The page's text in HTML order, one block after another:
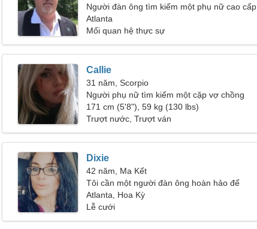
Người đàn ông tìm kiếm một phụ nữ cao cấp
Atlanta
Mối quan hệ thực sự
Callie
31 năm, Scorpio
Người phụ nữ tìm kiếm một cặp vợ chồng
171 cm (5'8"), 59 kg (130 lbs)
Trượt nước, Trượt ván
Dixie
42 năm, Ma Kết
Tôi cần một người đàn ông hoàn hảo để
khiêu vũ
Atlanta, Hoa Kỳ
Lễ cưới